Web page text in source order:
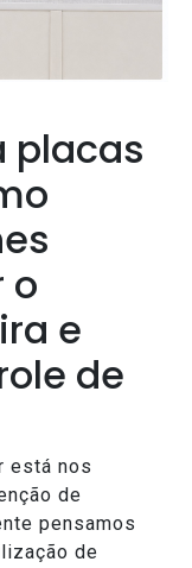
placas
o
e
de
está nos
de
pensamos
de